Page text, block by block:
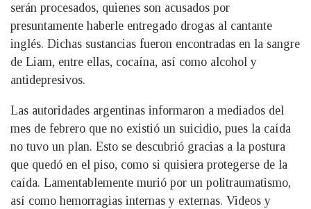
serán procesados, quienes son acusados por
presuntamente haberle entregado drogas al cantante
inglés. Dichas sustancias fueron encontradas en la sangre
de Liam, entre ellas, cocaína, así como alcohol y
antidepresivos.
Las autoridades argentinas informaron a mediados del
mes de febrero que no existió un suicidio, pues la caída
no tuvo un plan. Esto se descubrió gracias a la postura
que quedó en el piso, como si quisiera protegerse de la
caída. Lamentablemente murió por un politraumatismo,
así como hemorragias internas y externas. Videos y